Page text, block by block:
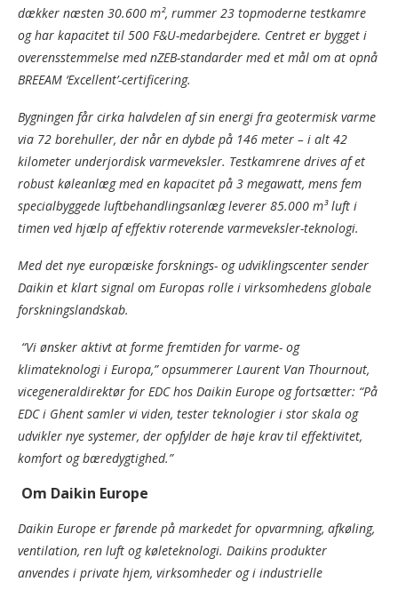
dækker næsten 30.600 m², rummer 23 topmoderne testkamre
og har kapacitet til 500 F&U-medarbejdere. Centret er bygget i
overensstemmelse med nZEB-standarder med et mål om at opnå
BREEAM ‘Excellent’-certificering.
Bygningen får cirka halvdelen af sin energi fra geotermisk varme
via 72 borehuller, der når en dybde på 146 meter – i alt 42
kilometer underjordisk varmeveksler. Testkamrene drives af et
robust køleanlæg med en kapacitet på 3 megawatt, mens fem
specialbyggede luftbehandlingsanlæg leverer 85.000 m³ luft i
timen ved hjælp af effektiv roterende varmeveksler-teknologi.
Med det nye europæiske forsknings- og udviklingscenter sender
Daikin et klart signal om Europas rolle i virksomhedens globale
forskningslandskab.
“Vi ønsker aktivt at forme fremtiden for varme- og
klimateknologi i Europa,” opsummerer Laurent Van Thournout,
vicegeneraldirektør for EDC hos Daikin Europe og fortsætter: “På
EDC i Ghent samler vi viden, tester teknologier i stor skala og
udvikler nye systemer, der opfylder de høje krav til effektivitet,
komfort og bæredygtighed.”
Om Daikin Europe
Daikin Europe er førende på markedet for opvarmning, afkøling,
ventilation, ren luft og køleteknologi. Daikins produkter
anvendes i private hjem, virksomheder og i industrielle